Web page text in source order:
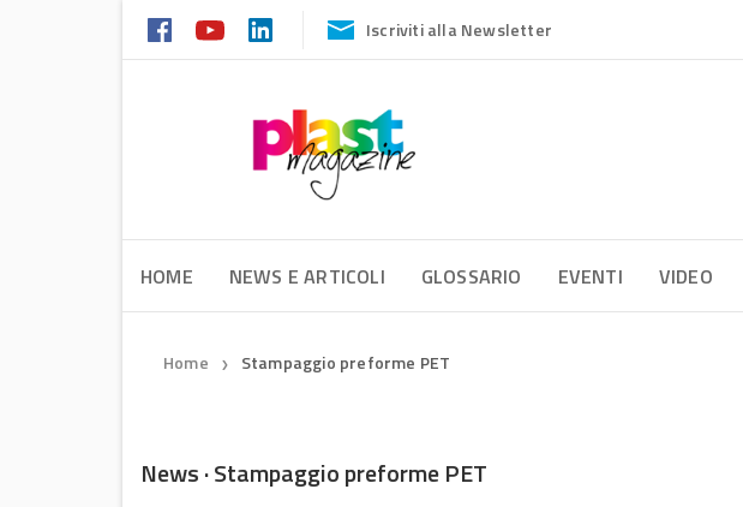
Iscriviti alla Newsletter
HOME NEWS E ARTICOLI GLOSSARIO EVENTI VIDEO
Home ❯ Stampaggio preforme PET
News · Stampaggio preforme PET